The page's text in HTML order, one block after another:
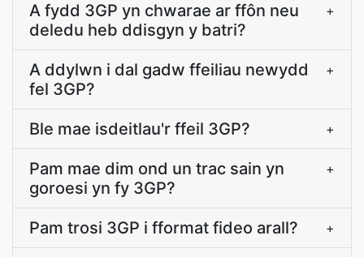
A fydd 3GP yn chwarae ar ffôn neu
deledu heb ddisgyn y batri?
+
A ddylwn i dal gadw ffeiliau newydd
fel 3GP?
+
Ble mae isdeitlau'r ffeil 3GP? +
Pam mae dim ond un trac sain yn
goroesi yn fy 3GP?
+
Pam trosi 3GP i fformat fideo arall? +